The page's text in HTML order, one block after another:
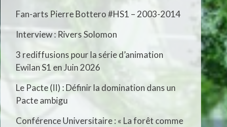
Fan-arts Pierre Bottero #HS1 – 2003-2014
Interview : Rivers Solomon
3 rediffusions pour la série d’animation
Ewilan S1 en Juin 2026
Le Pacte (II) : Définir la domination dans un
Pacte ambigu
Conférence Universitaire : « La forêt comme